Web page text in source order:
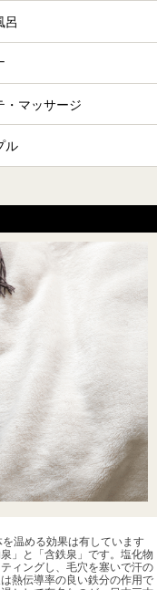
呂
・マッサージ
ル
温める効果は有しています
」と「含鉄泉」です。塩化物
ィングし、毛穴を塞いで汗の
熱伝導率の良い鉄分の作用で